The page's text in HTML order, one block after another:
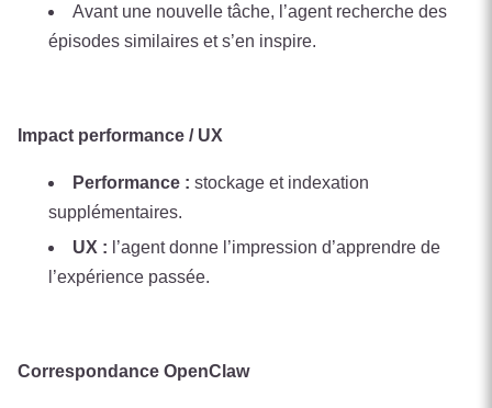
Avant une nouvelle tâche, l’agent recherche des
épisodes similaires et s’en inspire.
Impact performance / UX
Performance : stockage et indexation
supplémentaires.
UX : l’agent donne l’impression d’apprendre de
l’expérience passée.
Correspondance OpenClaw